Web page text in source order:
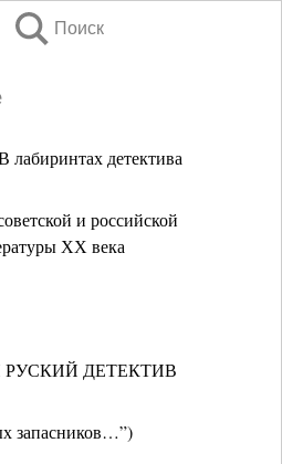
Поиск
детектива
и российской
ХХ века
РУСКИЙ ДЕТЕКТИВ
запасников…”)